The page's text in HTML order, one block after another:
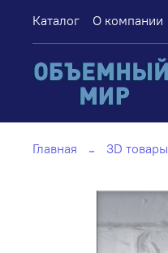
Каталог О компании
Главная 3D товары